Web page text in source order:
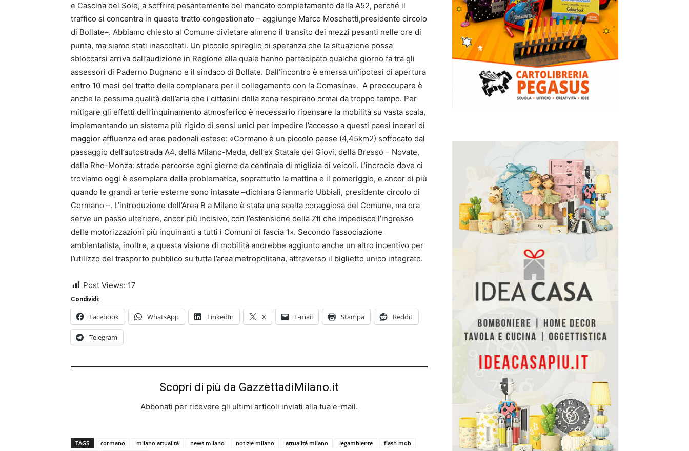
e Cascina del Sole, a soffrire pesantemente del mancato completamento della A52, perché il
traffico si concentra in questo tratto congestionato – aggiunge Marco Moschetti,presidente circolo
di Bollate–. Abbiamo chiesto al Comune divietare almeno il transito dei mezzi pesanti nelle ore di
punta, ma siamo stati inascoltati. Un piccolo spiraglio di speranza che la situazione possa
sbloccarsi arriva dall’audizione in Regione alla quale hanno partecipato qualche giorno fa tra gli
assessori di Paderno Dugnano e il sindaco di Bollate. Dall’incontro è emersa un’ipotesi di apertura
entro 10 mesi del tratto della complanare per il collegamento con la Comasina». A preoccupare è
anche la pessima qualità dell’aria che i cittadini della zona respirano ormai da troppo tempo. Per
mitigare gli effetti dell’inquinamento atmosferico è necessario ripensare la mobilità su vasta scala,
implementando un sistema più rigido di sensi unici per impedire l’accesso a questi paesi inorari di
maggior affluenza ed aree pedonali estese: «Cormano è un piccolo paese (4,45km2) soffocato dal
passaggio dell’autostrada A4, della Milano-Meda, dell’ex Statale dei Giovi, della Bresso – Novate,
della Rho-Monza: strade percorse ogni giorno da centinaia di migliaia di veicoli. L’incrocio dove ci
troviamo oggi è esemplare della problematica, soprattutto la mattina e il pomeriggio, e ancor di più
quando le grandi arterie esterne sono intasate –dichiara Gianmario Ubbiali, presidente circolo di
Cormano –. L’introduzione dell’Area B a Milano è stata una scelta coraggiosa del Comune, ma ora
serve un passo ulteriore, ancor più incisivo, con l’estensione della Ztl che impedisce l’ingresso
delle motorizzazioni più inquinanti a tutti i Comuni di fascia 1». Secondo l’associazione
ambientalista, inoltre, a questa visione di mobilità andrebbe aggiunto anche un altro incentivo per
l’utilizzo del trasporto pubblico su tutta l’area metropolitana, attraverso il biglietto unico integrato.
Post Views: 17
Condividi:
Facebook WhatsApp LinkedIn X E-mail Stampa Reddit
Telegram
Scopri di più da GazzettadiMilano.it
Abbonati per ricevere gli ultimi articoli inviati alla tua e-mail.
TAGS cormano milano attualità news milano notizie milano attualità milano legambiente
flash mob